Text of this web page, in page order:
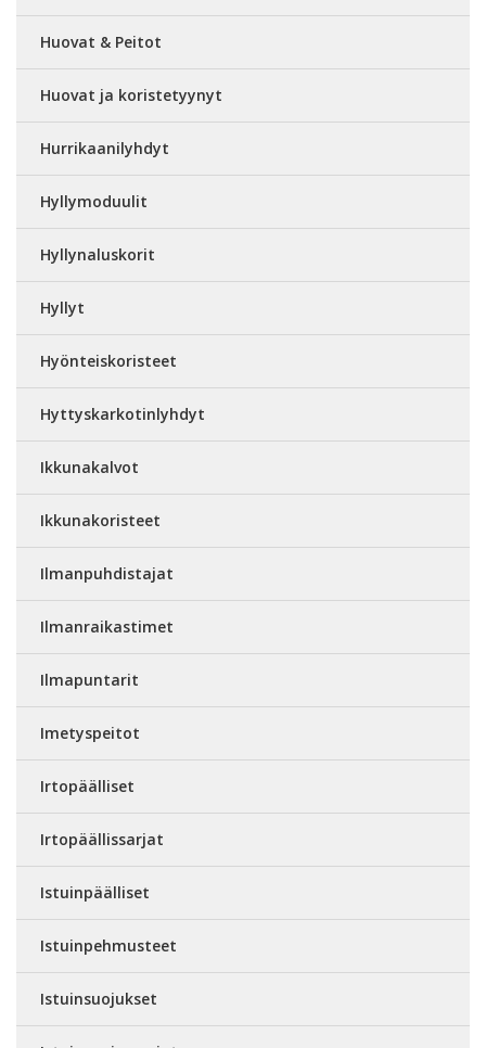
Huovat & Peitot
Huovat ja koristetyynyt
Hurrikaanilyhdyt
Hyllymoduulit
Hyllynaluskorit
Hyllyt
Hyönteiskoristeet
Hyttyskarkotinlyhdyt
Ikkunakalvot
Ikkunakoristeet
Ilmanpuhdistajat
Ilmanraikastimet
Ilmapuntarit
Imetyspeitot
Irtopäälliset
Irtopäällissarjat
Istuinpäälliset
Istuinpehmusteet
Istuinsuojukset